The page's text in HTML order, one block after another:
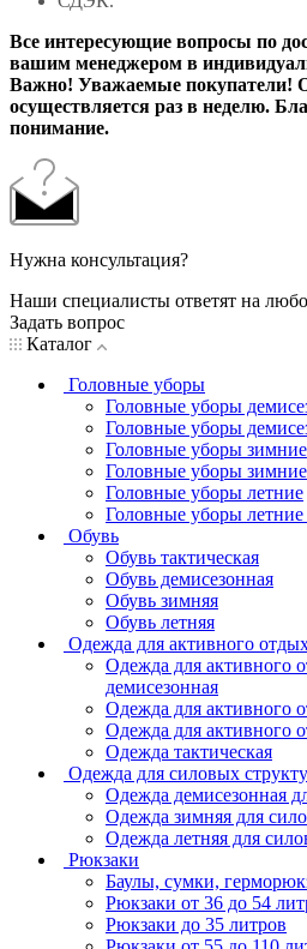
Все интересующие вопросы по
вашим менеджером в
Важно! Уважаемые покупатели!
осуществляется раз в неделю.
понимание.
Нужна консультация?
Наши специалисты ответят на
Задать вопрос
Каталог
Головные уборы
Головные уборы
Головные уборы
Головные уборы зимние
Головные уборы
Головные уборы летние
Головные уборы
Обувь
Обувь тактическая
Обувь демисезонная
Обувь зимняя
Обувь летняя
Одежда для активного
Одежда для активного
демисезонная
Одежда для активного
Одежда для активного
Одежда тактическая
Одежда для силовых
Одежда демисезонная
Одежда зимняя для
Одежда летняя для
Рюкзаки
Баулы, сумки,
Рюкзаки от 36 до 54
Рюкзаки до 35 литров